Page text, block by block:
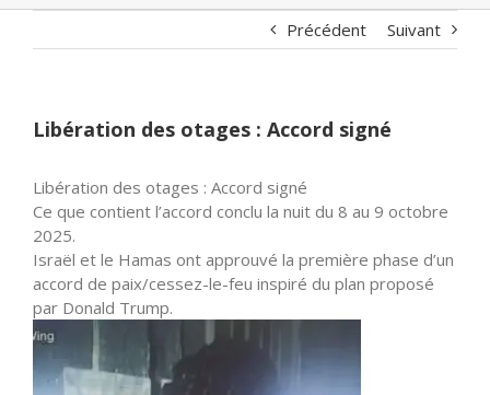
Précédent Suivant
Libération des otages : Accord signé
Libération des otages : Accord signé
Ce que contient l’accord conclu la nuit du 8 au 9 octobre
2025.
Israël et le Hamas ont approuvé la première phase d’un
accord de paix/cessez-le-feu inspiré du plan proposé
par Donald Trump.